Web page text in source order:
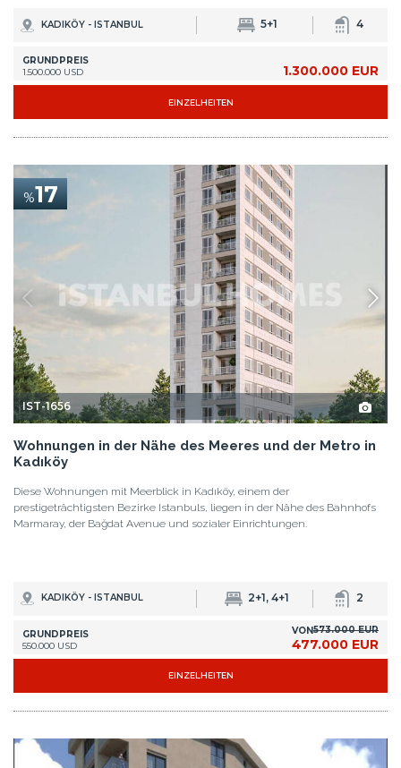
KADIKÖY - ISTANBUL 5+1 4
GRUNDPREIS
1.500.000 USD
1.300.000 EUR
EINZELHEITEN
%17
IST-1656
Wohnungen in der Nähe des Meeres und der Metro in
Kadıköy
Diese Wohnungen mit Meerblick in Kadıköy, einem der
prestigeträchtigsten Bezirke Istanbuls, liegen in der Nähe des Bahnhofs
Marmaray, der Bağdat Avenue und sozialer Einrichtungen.
KADIKÖY - ISTANBUL 2+1, 4+1 2
GRUNDPREIS
550.000 USD
VON573.000 EUR
477.000 EUR
EINZELHEITEN